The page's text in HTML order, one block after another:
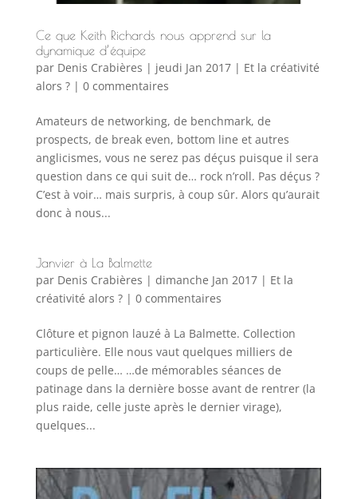
Ce que Keith Richards nous apprend sur la
dynamique d’équipe
par Denis Crabières | jeudi Jan 2017| Et la créativité
alors ?| 0 commentaires
Amateurs de networking, de benchmark, de
prospects, de break even, bottom line et autres
anglicismes, vous ne serez pas déçus puisque il sera
question dans ce qui suit de… rock n’roll. Pas déçus ?
C’est à voir… mais surpris, à coup sûr. Alors qu’aurait
donc à nous...
Janvier à La Balmette
par Denis Crabières | dimanche Jan 2017| Et la
créativité alors ?| 0 commentaires
Clôture et pignon lauzé à La Balmette. Collection
particulière. Elle nous vaut quelques milliers de
coups de pelle… …de mémorables séances de
patinage dans la dernière bosse avant de rentrer (la
plus raide, celle juste après le dernier virage),
quelques...